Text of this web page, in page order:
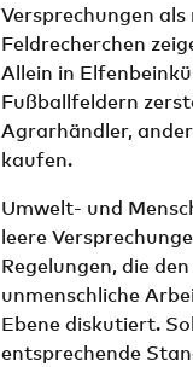
Versprechungen
Feldrecherchen
Allein in
Fußballfeldern
Agrarhändler,
kaufen.
Umwelt- und
leere
Regelungen, die
unmenschliche
Ebene diskutiert.
entsprechende